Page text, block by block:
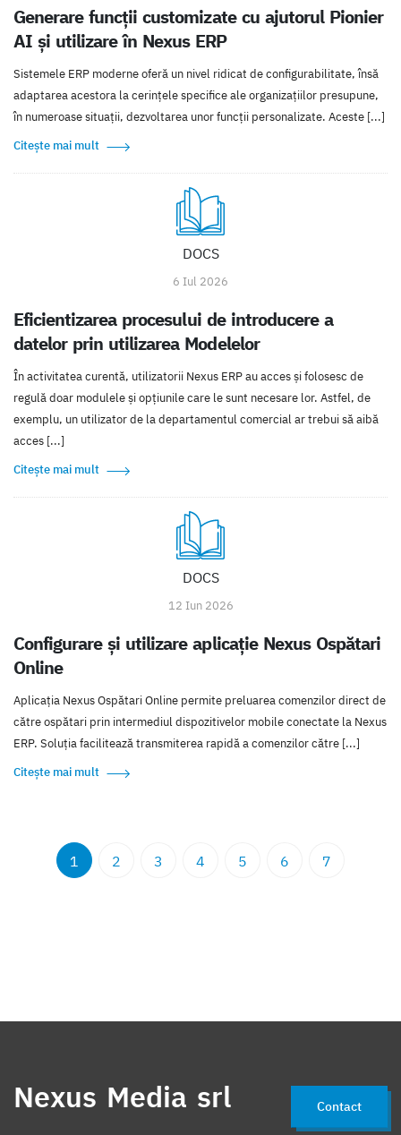
Generare funcții customizate cu ajutorul Pionier
AI și utilizare în Nexus ERP
Sistemele ERP moderne oferă un nivel ridicat de configurabilitate, însă
adaptarea acestora la cerințele specifice ale organizațiilor presupune,
în numeroase situații, dezvoltarea unor funcții personalizate. Aceste [...]
Citește mai mult
DOCS
6 Iul 2026
Eficientizarea procesului de introducere a
datelor prin utilizarea Modelelor
În activitatea curentă, utilizatorii Nexus ERP au acces şi folosesc de
regulă doar modulele şi opţiunile care le sunt necesare lor. Astfel, de
exemplu, un utilizator de la departamentul comercial ar trebui să aibă
acces [...]
Citește mai mult
DOCS
12 Iun 2026
Configurare și utilizare aplicație Nexus Ospătari
Online
Aplicația Nexus Ospătari Online permite preluarea comenzilor direct de
către ospătari prin intermediul dispozitivelor mobile conectate la Nexus
ERP. Soluția facilitează transmiterea rapidă a comenzilor către [...]
Citește mai mult
1 2 3 4 5 6 7
Nexus Media srl Contact